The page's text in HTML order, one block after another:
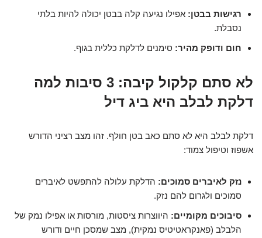
רגישות בבטן: אפילו נגיעה קלה בבטן יכולה להיות בלתי
נסבלת.
חום ודופק מהיר: סימנים לדלקת כללית בגוף.
לא סתם קלקול קיבה: 3 סיבות למה
דלקת לבלב היא ביג דיל
דלקת לבלב היא לא סתם כאב בטן חולף. זהו מצב רציני הדורש
אשפוז וטיפול צמוד:
נזק לאיברים סמוכים: הדלקת עלולה להתפשט לאיברים
סמוכים ולגרום להם נזק.
סיבוכים מקומיים: היווצרות ציסטות, מורסות או אפילו נמק של
הלבלב (פאנקראטיטיס נמקית), מצב שמסכן חיים ודורש